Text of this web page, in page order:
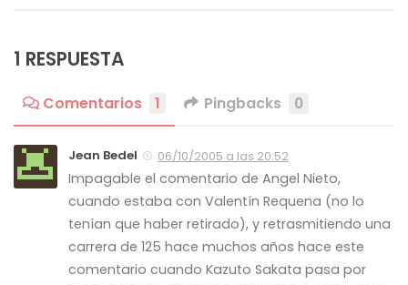
1 RESPUESTA
Comentarios 1 Pingbacks 0
Jean Bedel 06/10/2005 a las 20:52
Impagable el comentario de Angel Nieto,
cuando estaba con Valentín Requena (no lo
tenían que haber retirado), y retrasmitiendo una
carrera de 125 hace muchos años hace este
comentario cuando Kazuto Sakata pasa por